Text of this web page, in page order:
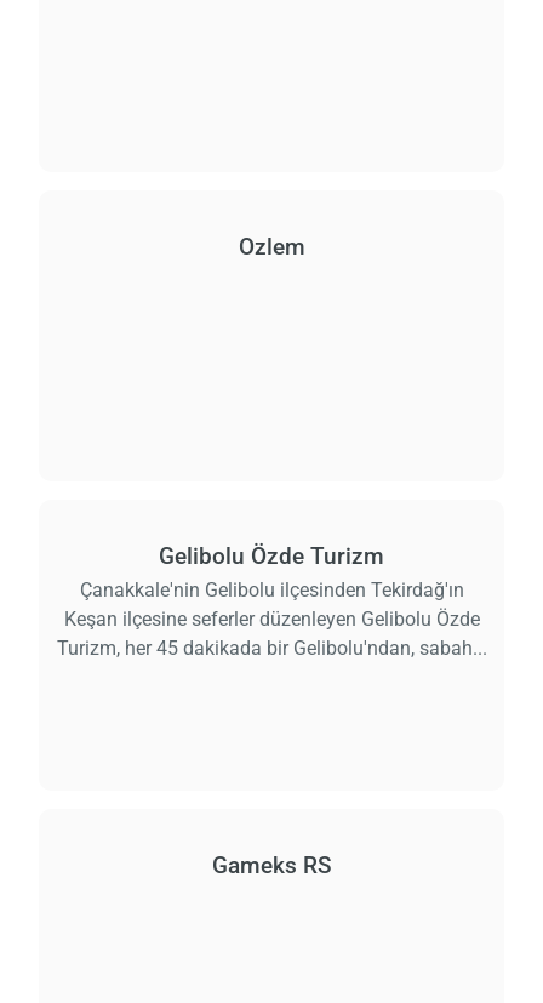
Ozlem
Gelibolu Özde Turizm
Çanakkale'nin Gelibolu ilçesinden Tekirdağ'ın
Keşan ilçesine seferler düzenleyen Gelibolu Özde
Turizm, her 45 dakikada bir Gelibolu'ndan, sabah...
Gameks RS